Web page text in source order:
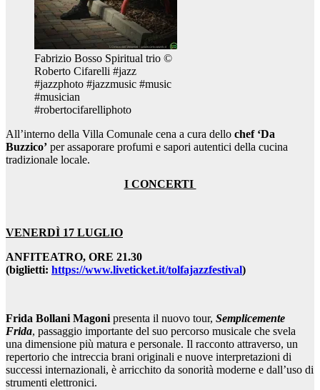
Fabrizio Bosso Spiritual trio ©
Roberto Cifarelli #jazz
#jazzphoto #jazzmusic #music
#musician
#robertocifarelliphoto
All’interno della Villa Comunale cena a cura dello chef ‘Da
Buzzico’ per assaporare profumi e sapori autentici della cucina
tradizionale locale.
I CONCERTI
VENERDÌ 17 LUGLIO
ANFITEATRO, ORE 21.30
(biglietti: https://www.liveticket.it/tolfajazzfestival)
Frida Bollani Magonipresenta il nuovo tour, Semplicemente
Frida, passaggio importante del suo percorso musicale che svela
una dimensione più matura e personale. Il racconto attraverso, un
repertorio che intreccia brani originali e nuove interpretazioni di
successi internazionali, è arricchito da sonorità moderne e dall’uso di
strumenti elettronici.